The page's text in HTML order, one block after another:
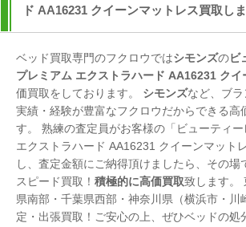
ド AA16231 クイーンマットレス買取しま
ベッド買取専門のフクロウではシモンズのビ
プレミアム エクストラハード AA16231 クイ
価買取をしております。 シモンズなど、ブ
実績・経験が豊富なフクロウだからできる高
す。 熟練の査定員がお客様の「ビューティ
エクストラハード AA16231 クイーンマット
し、査定金額にご納得頂けましたら、その場
スピード買取！ 積極的に高価買取致します。
県南部・千葉県西部・神奈川県（横浜市・川
定・出張買取！ご安心の上、ぜひベッドの処